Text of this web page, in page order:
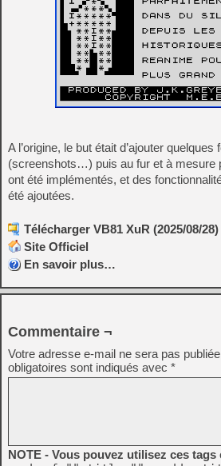
A l’origine, le but était d’ajouter quelques
(screenshots…) puis au fur et à mesure
ont été implémentés, et des
été ajoutées.
Télécharger VB81 XuR (2025/08/
Site Officiel
En savoir plus…
Commentaire ¬
Votre adresse e-mail ne sera pas
obligatoires sont indiqués avec *
NOTE - Vous pouvez utilisez ces